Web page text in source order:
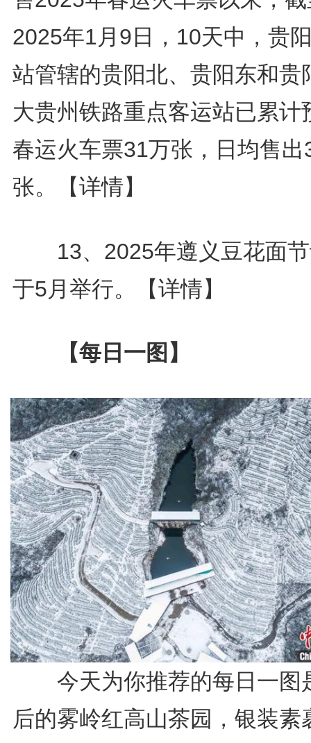
2025年1月9日，10天中，贵
站管辖的贵阳北、贵阳东和贵
大贵州铁路重点客运站已累计
春运火车票31万张，日均售出
张。
【详情】
13、2025年遵义豆花面节
于5月举行。
【详情】
【每日一图】
今天为你推荐的每日一图
后的雾岭红高山茶园，银装素